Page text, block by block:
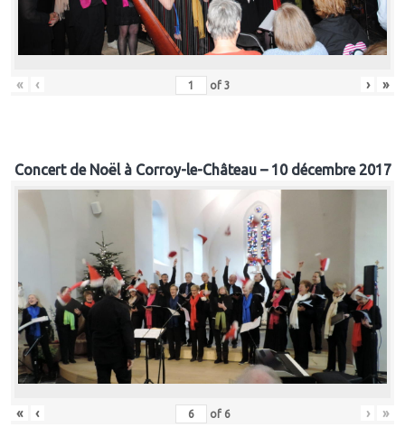
« ‹ of 3 › »
Concert de Noël à Corroy-le-Château – 10 décembre 2017
« ‹ of 6 › »